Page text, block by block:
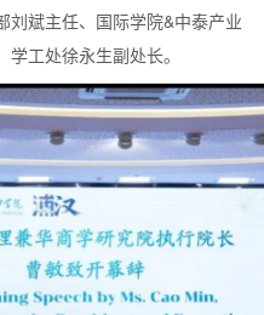
刘斌主任、国际学院&中泰产业
工处徐永生副处长。